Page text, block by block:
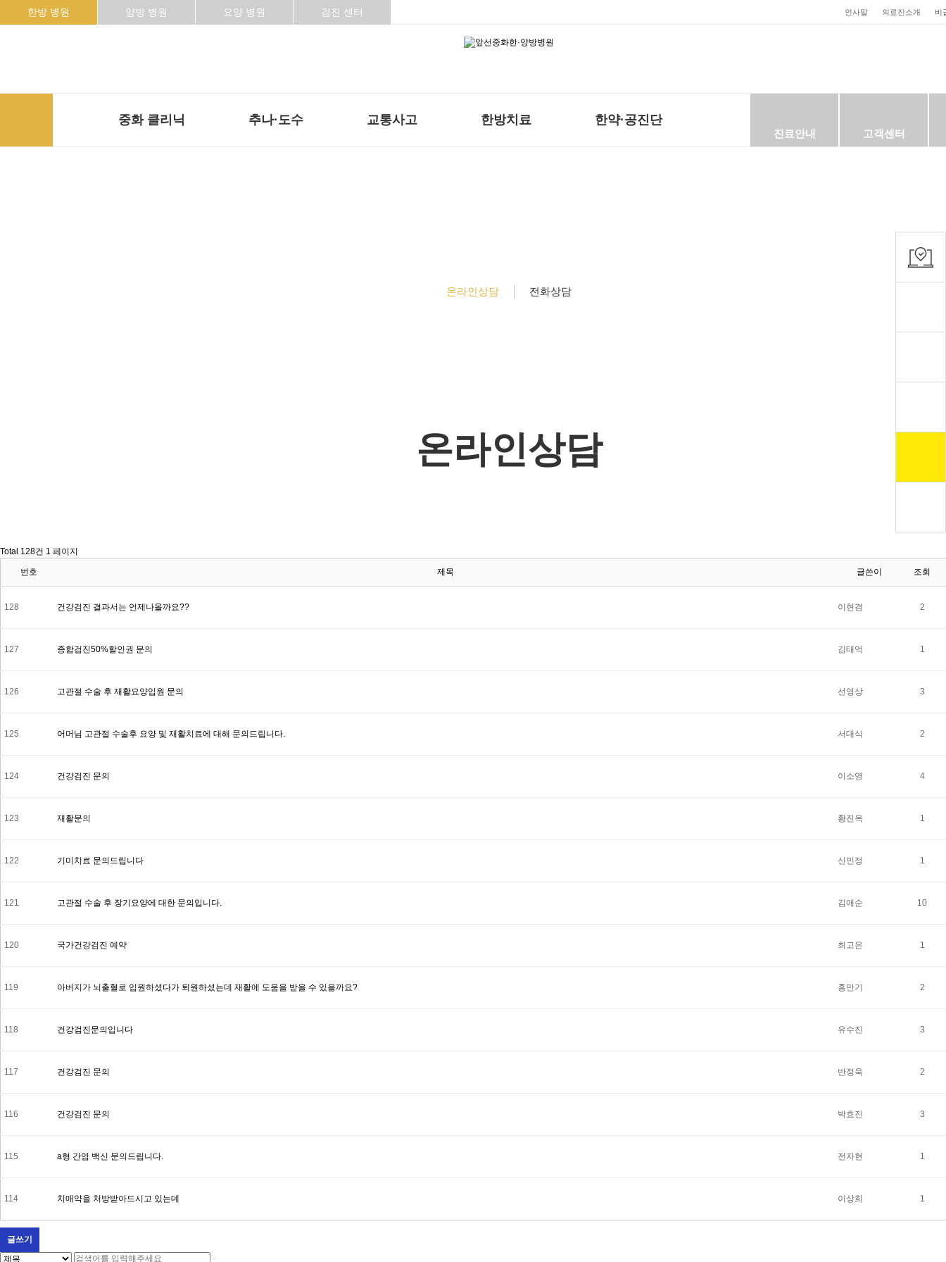
한방 병원 양방 병원 요양 병원 검진 센터 비
의료진소개
인사말
중화 클리닉 추나·도수 교통사고 한방치료 한약·공진단
진료안내 고객센터
온라인상담 전화상담
온라인상담
Total 128건 1 페이지
번호 제목 글쓴이 조회
128 건강검진 결과서는 언제나올까요?? 이현겸 2
127 종합검진50%할인권 문의 김태억 1
126 고관절 수술 후 재활요양입원 문의 선영상 3
125 어머님 고관절 수술후 요양 및 재활치료에 대해 문의드립니다. 서대식 2
124 건강검진 문의 이소영 4
123 재활문의 황진옥 1
122 기미치료 문의드립니다 신민정 1
121 고관절 수술 후 장기요양에 대한 문의입니다. 김애순 10
120 국가건강검진 예약 최고은 1
119 아버지가 뇌출혈로 입원하셨다가 퇴원하셨는데 재활에 도움을 받을 수 있을까요? 홍만기 2
118 건강검진문의입니다 유수진 3
117 건강검진 문의 반정욱 2
116 건강검진 문의 박효진 3
115 a형 간염 백신 문의드립니다. 전자현 1
114 치매약을 처방받아드시고 있는데 이상희 1
글쓰기